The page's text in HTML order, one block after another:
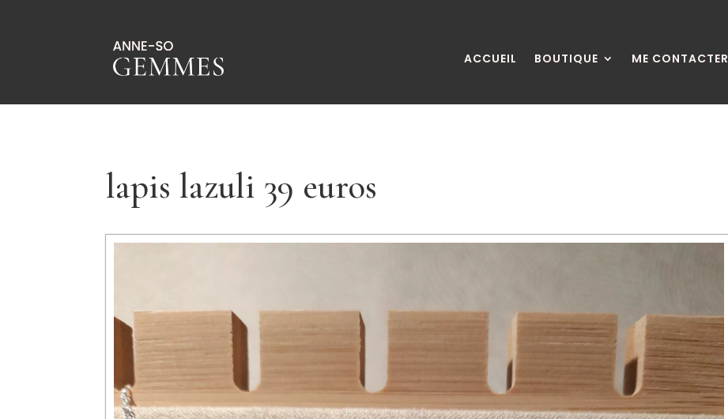
ACCUEIL BOUTIQUE ME CONTACTER
lapis lazuli 39 euros